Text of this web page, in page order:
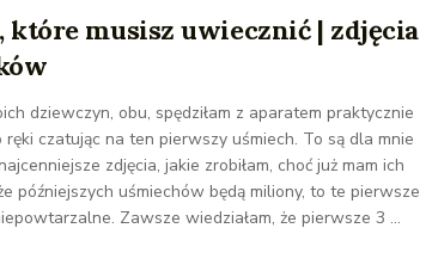
które musisz uwiecznić | zdjęcia
dziewczyn, obu, spędziłam z aparatem praktycznie
ręki czatując na ten pierwszy uśmiech. To są dla mnie
zdjęcia, jakie zrobiłam, choć już mam ich
późniejszych uśmiechów będą miliony, to te pierwsze
Zawsze wiedziałam, że pierwsze 3 ...